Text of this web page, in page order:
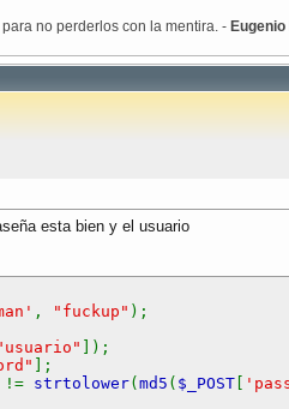
no perderlos con la mentira. -
esta bien y el usuario
, "fuckup" );
]);
];
!= strtolower( md5 ( $_POST